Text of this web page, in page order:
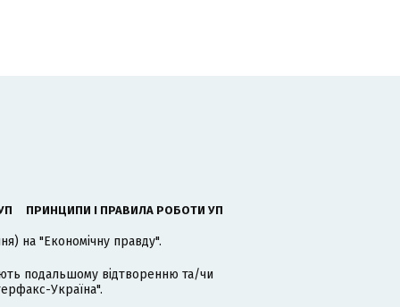
ПРИНЦИПИ І ПРАВИЛА РОБОТИ УП
на "Економічну правду".
подальшому відтворенню та/чи
Україна".